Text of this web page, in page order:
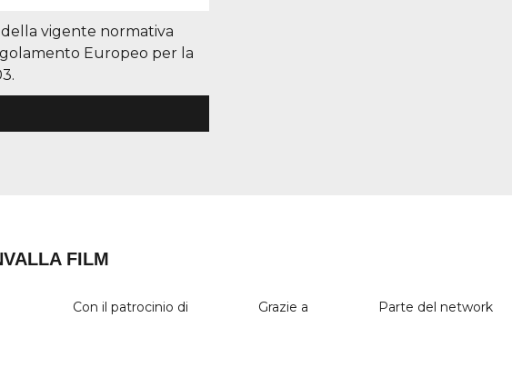
vigente normativa
Europeo per la
FILM
Con il patrocinio di Grazie a Parte del network